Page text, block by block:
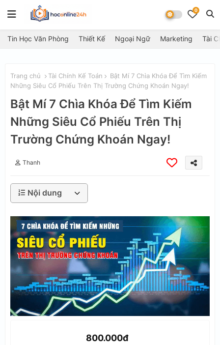
0
Tin Học Văn Phòng Thiết Kế Ngoại Ngữ Marketing Tài
Trang chủ Tài Chính Kế Toán
Bật Mí 7 Chìa Khóa Để Tìm Kiếm
Những Siêu Cổ Phiếu Trên Thị Trường Chứng Khoán Ngay!
Bật Mí 7 Chìa Khóa Để Tìm Kiếm
Những Siêu Cổ Phiếu Trên Thị
Trường Chứng Khoán Ngay!
Thanh
Nội dung
800.000đ